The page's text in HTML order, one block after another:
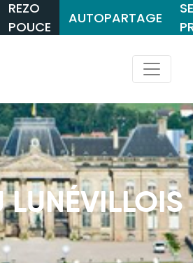
REZO
POUCE
AUTOPARTAGE
LUNÉVILLOIS